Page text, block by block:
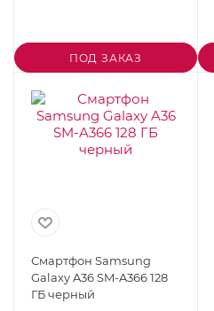
ПОД ЗАКАЗ
Смартфон Samsung
Galaxy A36 SM-A366 128
ГБ черный